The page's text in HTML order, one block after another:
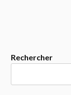
Rechercher